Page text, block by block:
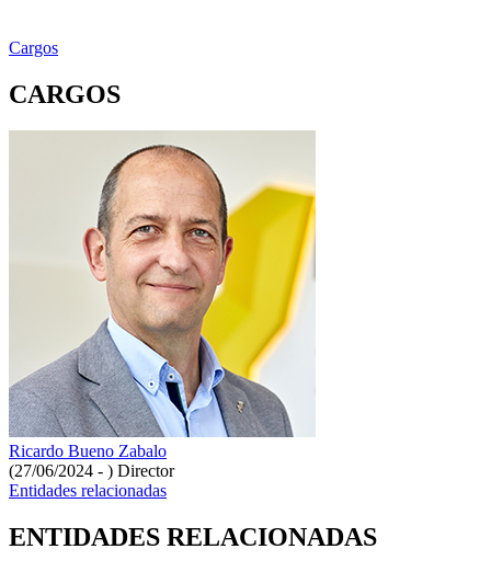
Cargos
CARGOS
Ricardo Bueno Zabalo
(27/06/2024 - ) Director
Entidades relacionadas
ENTIDADES RELACIONADAS